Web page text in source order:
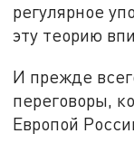
регулярное
эту теорию
И прежде
переговоры,
Европой